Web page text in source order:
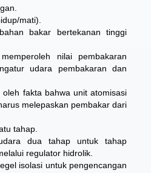
mati).
bakar bertekanan tinggi
nilai pembakaran
udara pembakaran dan
oleh fakta bahwa unit atomisasi
melepaskan pembakar dari
tahap.
dua tahap untuk tahap
regulator hidrolik.
isolasi untuk pengencangan